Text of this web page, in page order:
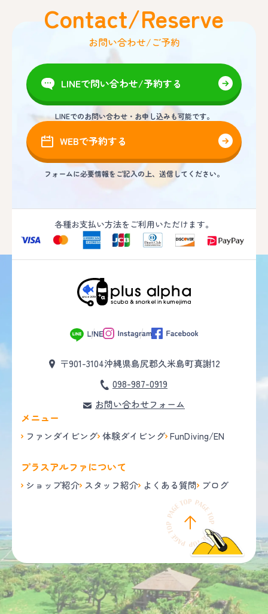
Contact/Reserve
お問い合わせ/ご予約
LINEで問い合わせ/予約する
LINEでのお問い合わせ・お申し込みも可能です。
WEBで予約する
フォームに必要情報をご記入の上、送信してください。
各種お支払い方法をご利用いただけます。
〒901-3104沖縄県島尻郡久米島町真謝12
098-987-0919
お問い合わせフォーム
メニュー
ファンダイビング 体験ダイビング FunDiving/EN
プラスアルファについて
ショップ紹介 スタッフ紹介 よくある質問 ブログ